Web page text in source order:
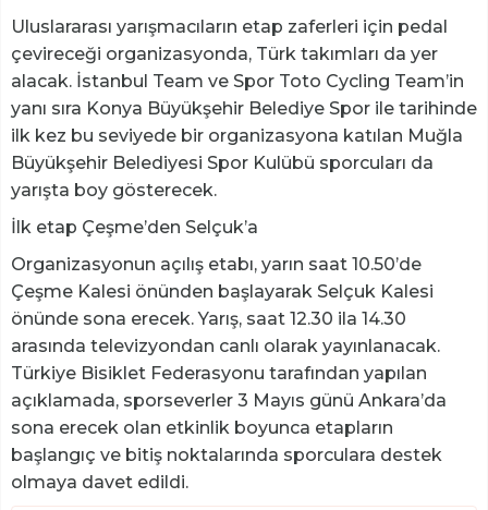
Uluslararası yarışmacıların etap zaferleri için pedal
çevireceği organizasyonda, Türk takımları da yer
alacak. İstanbul Team ve Spor Toto Cycling Team’in
yanı sıra Konya Büyükşehir Belediye Spor ile tarihinde
ilk kez bu seviyede bir organizasyona katılan Muğla
Büyükşehir Belediyesi Spor Kulübü sporcuları da
yarışta boy gösterecek.
İlk etap Çeşme’den Selçuk’a
Organizasyonun açılış etabı, yarın saat 10.50’de
Çeşme Kalesi önünden başlayarak Selçuk Kalesi
önünde sona erecek. Yarış, saat 12.30 ila 14.30
arasında televizyondan canlı olarak yayınlanacak.
Türkiye Bisiklet Federasyonu tarafından yapılan
açıklamada, sporseverler 3 Mayıs günü Ankara’da
sona erecek olan etkinlik boyunca etapların
başlangıç ve bitiş noktalarında sporculara destek
olmaya davet edildi.